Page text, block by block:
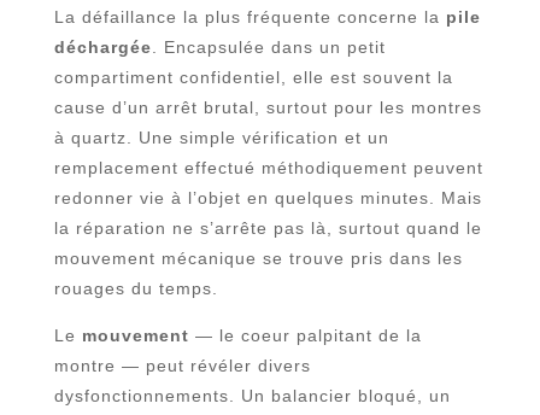
La défaillance la plus fréquente concerne la pile
déchargée . Encapsulée dans un petit
compartiment confidentiel, elle est souvent la
cause d’un arrêt brutal, surtout pour les montres
à quartz. Une simple vérification et un
remplacement effectué méthodiquement peuvent
redonner vie à l’objet en quelques minutes. Mais
la réparation ne s’arrête pas là, surtout quand le
mouvement mécanique se trouve pris dans les
rouages du temps.
Le mouvement — le coeur palpitant de la
montre — peut révéler divers
dysfonctionnements. Un balancier bloqué, un